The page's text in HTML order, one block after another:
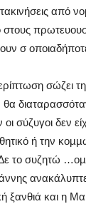
από
στους
σ
σώζει
οι σύζυγοι δεν
ή την
το συζητώ
ξανθιά και η